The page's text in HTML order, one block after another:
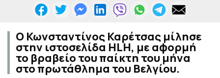
Ο Κωνσταντίνος Καρέτσας μίλησε
στην ιστοσελίδα HLH, με αφορμή
το βραβείο του παίκτη του μήνα
στο πρωτάθλημα του Βελγίου.